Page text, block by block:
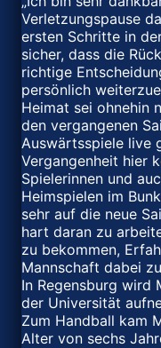
Verletzungspause
ersten Schritte in
sicher, dass die
richtige
persönlich
Heimat sei ohnehin
den vergangenen
Auswärtsspiele live
Vergangenheit hier
Spielerinnen und
Heimspielen im
sehr auf die neue
hart daran zu
zu bekommen,
Mannschaft dabei
In Regensburg wird
der Universität
Zum Handball kam
Alter von sechs